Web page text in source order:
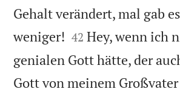
Gehalt verändert, mal gab
weniger! 

42 Hey, wenn ich
genialen Gott hätte, der
Gott von meinem